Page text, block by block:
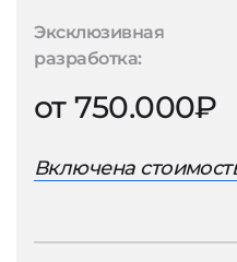
Эксклюзивная
разработка:
от 750.000₽
Включена